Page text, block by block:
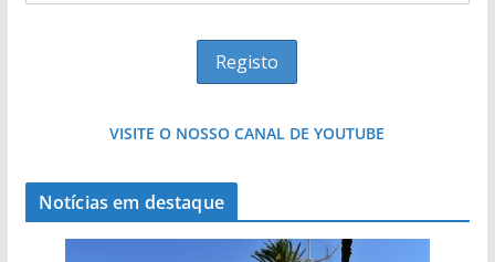
VISITE O NOSSO CANAL DE YOUTUBE
Notícias em destaque